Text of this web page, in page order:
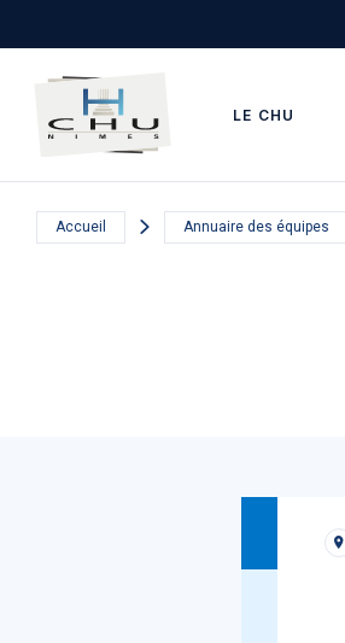
LE CHU
Accueil Annuaire des équipes